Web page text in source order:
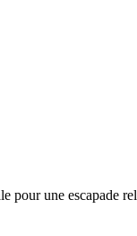
une escapade